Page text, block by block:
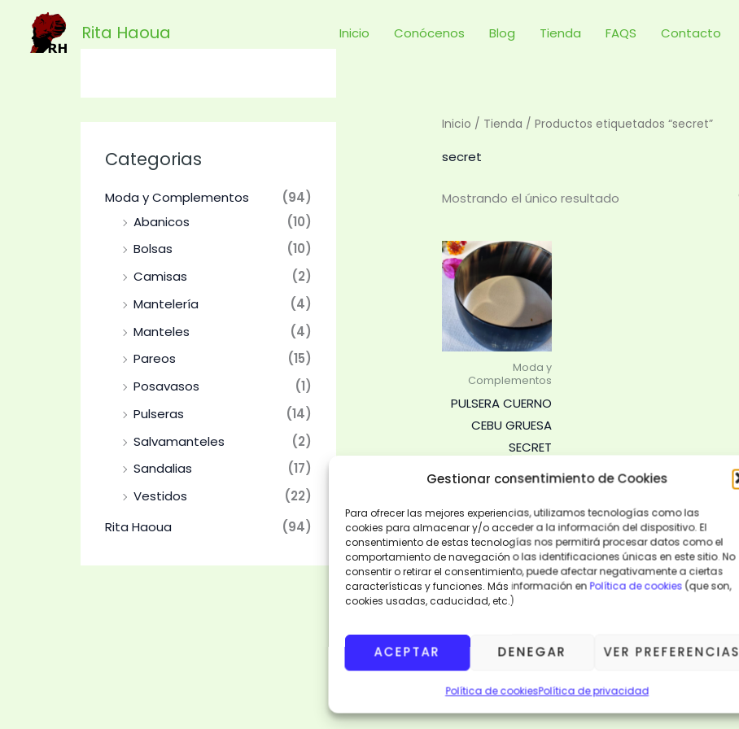
Gestionar consentimiento de Cookies
Para ofrecer las mejores experiencias, utilizamos tecnologías como las
cookies para almacenar y/o acceder a la información del dispositivo. El
consentimiento de estas tecnologías nos permitirá procesar datos como el
comportamiento de navegación o las identificaciones únicas en este sitio. No
consentir o retirar el consentimiento, puede afectar negativamente a ciertas
características y funciones. Más información en Política de cookies (que son,
cookies usadas, caducidad, etc.)
ACEPTAR DENEGAR VER PREFERENCIAS
Política de cookiesPolítica de privacidad
contenido
Rita Haoua Inicio Conócenos Blog Tienda FAQS Contacto
Categorias
Moda y Complementos
(94)
Abanicos
(10)
Bolsas
(10)
Camisas
(2)
Mantelería
(4)
Manteles
(4)
Pareos
(15)
Posavasos
(1)
Pulseras
(14)
Salvamanteles
(2)
Sandalias
(17)
Vestidos
(22)
Rita Haoua
(94)
Inicio / Tienda / Productos etiquetados “secret”
secret
Mostrando el único resultado
Moda y
Complementos
PULSERA CUERNO
CEBU GRUESA
SECRET
10,00€
AÑADIR
AL
CARRITO
VISTA
RÁPIDA